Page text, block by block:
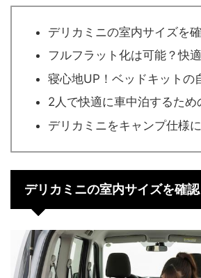
デリカミニの室内サイズを
フルフラット化は可能？快
寝心地UP！ベッドキットの
2人で快適に車中泊するため
デリカミニをキャンプ仕様
デリカミニの室内サイズを確認